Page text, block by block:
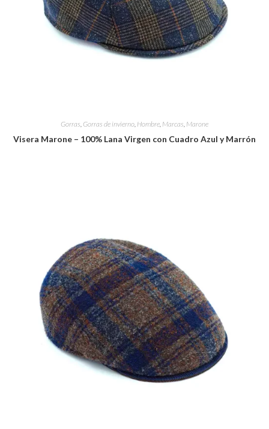
Gorras Gorras de invierno Hombre Marcas Marone
Visera Marone – 100% Lana Virgen con Cuadro Azul y Marrón